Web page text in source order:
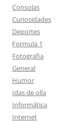
Consolas
Curiosidades
Deportes
Formula 1
Fotografia
General
Humor
Idas de olla
Informática
Internet